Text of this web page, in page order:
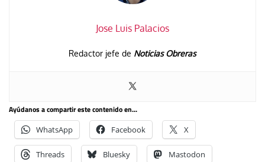
Jose Luis Palacios
Redactor jefe de Noticias Obreras
Ayúdanos a compartir este contenido en...
WhatsApp Facebook X
Threads Bluesky Mastodon